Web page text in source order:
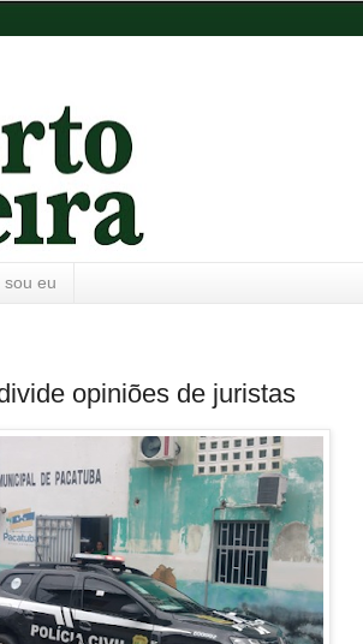
sou eu
opiniões de juristas